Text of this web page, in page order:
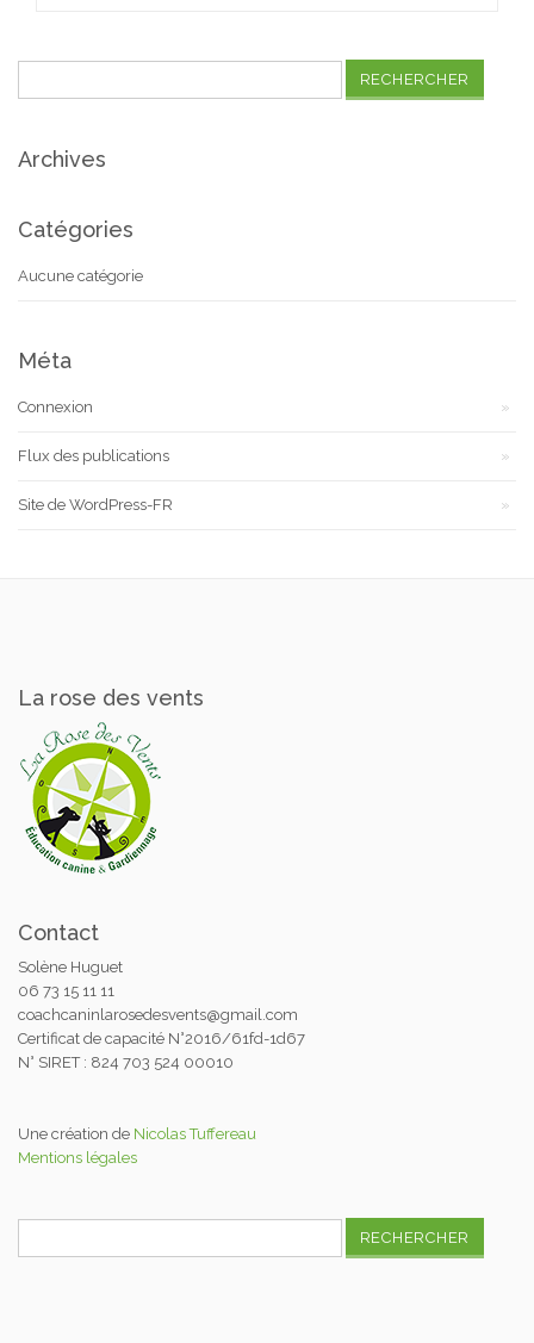
Archives
Catégories
Aucune catégorie
Méta
Connexion
Flux des publications
Site de WordPress-FR
La rose des vents
Contact
Solène Huguet
06 73 15 11 11
coachcaninlarosedesvents@gmail.com
Certificat de capacité N°2016/61fd-1d67
N° SIRET : 824 703 524 00010
Une création de Nicolas Tuffereau
Mentions légales